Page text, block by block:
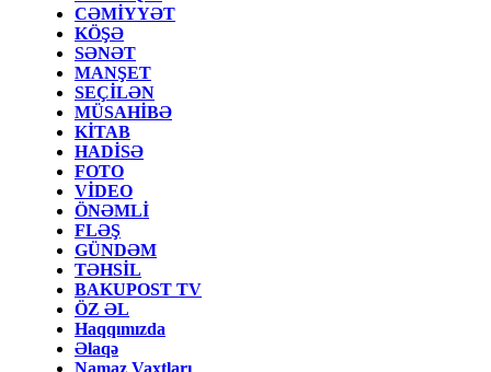
CƏMİYYƏT
KÖŞƏ
SƏNƏT
MANŞET
SEÇİLƏN
MÜSAHİBƏ
KİTAB
HADİSƏ
FOTO
VİDEO
ÖNƏMLİ
FLƏŞ
GÜNDƏM
TƏHSİL
BAKUPOST TV
ÖZ ƏL
Haqqımızda
Əlaqə
Namaz Vaxtları